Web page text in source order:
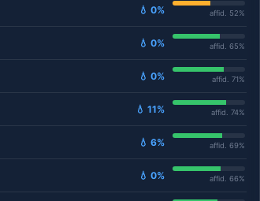
💧 0% affid. 52%
💧 0% affid. 65%
💧 0% affid. 71%
💧 11% affid. 74%
💧 6% affid. 69%
💧 0% affid. 66%